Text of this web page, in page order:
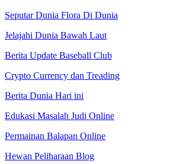
Seputar Dunia Flora Di Dunia
Jelajahi Dunia Bawah Laut
Berita Update Baseball Club
Crypto Currency dan Treading
Berita Dunia Hari ini
Edukasi Masalah Judi Online
Permainan Balapan Online
Hewan Peliharaan Blog